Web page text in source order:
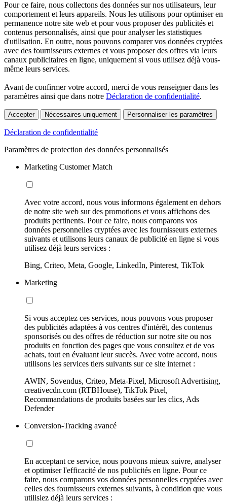
Pour ce faire, nous collectons des données sur nos utilisateurs, leur
comportement et leurs appareils. Nous les utilisons pour optimiser en
permanence notre site web et pour vous proposer des publicités et
contenus personnalisés, ainsi que pour analyser les statistiques
d'utilisation. En outre, nous pouvons comparer vos données cryptées
avec des fournisseurs externes et vous proposer des offres via leurs
canaux publicitaires en ligne, uniquement si vous utilisez déjà vous-
même leurs services.
Avant de confirmer votre accord, merci de vous renseigner dans les
paramètres ainsi que dans notre Déclaration de confidentialité.
Accepter Nécessaires uniquement Personnaliser les paramètres
Déclaration de confidentialité
Paramètres de protection des données personnalisés
Marketing Customer Match
Avec votre accord, nous vous informons également en dehors
de notre site web sur des promotions et vous affichons des
produits pertinents. Pour ce faire, nous comparons vos
données personnelles cryptées avec les fournisseurs externes
suivants et utilisons leurs canaux de publicité en ligne si vous
utilisez déjà leurs services :
Bing, Criteo, Meta, Google, LinkedIn, Pinterest, TikTok
Marketing
Si vous acceptez ces services, nous pouvons vous proposer
des publicités adaptées à vos centres d'intérêt, des contenus
sponsorisés ou des offres de réduction sur notre site ou nos
produits en fonction des pages que vous consultez et de vos
achats, tout en évaluant leur succès. Avec votre accord, nous
utilisons les services tiers suivants sur ce site internet :
AWIN, Sovendus, Criteo, Meta-Pixel, Microsoft Advertising,
creativecdn.com (RTBHouse), TikTok Pixel,
Recommandations de produits basées sur les clics, Ads
Defender
Conversion-Tracking avancé
En acceptant ce service, nous pouvons mieux suivre, analyser
et optimiser l'efficacité de nos publicités en ligne. Pour ce
faire, nous comparons vos données personnelles cryptées avec
celles des fournisseurs externes suivants, à condition que vous
utilisiez déjà leurs services :